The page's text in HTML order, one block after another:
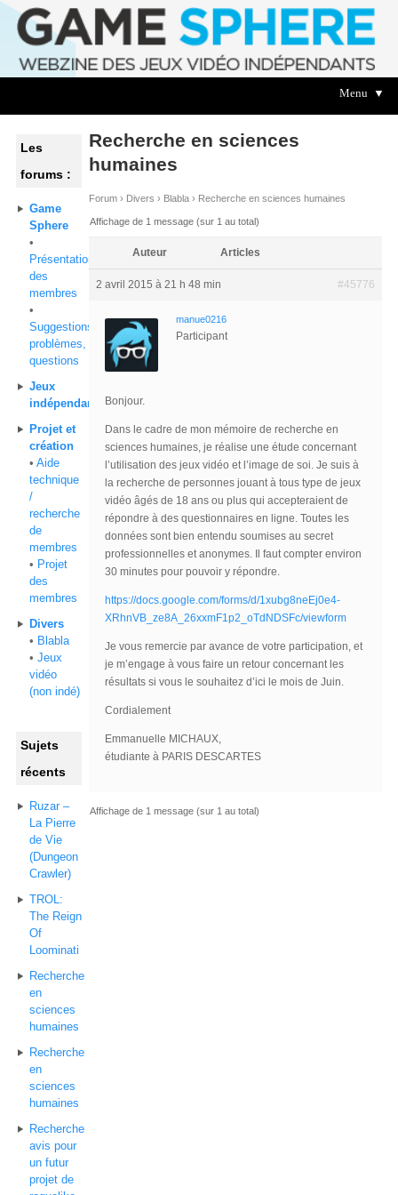
Menu ▼
Recherche en sciences
humaines
Forum › Divers › Blabla › Recherche en sciences humaines
Affichage de 1 message (sur 1 au total)
Auteur Articles
2 avril 2015 à 21 h 48 min #45776
manue0216
Participant
Bonjour.
Dans le cadre de mon mémoire de recherche en
sciences humaines, je réalise une étude concernant
l’utilisation des jeux vidéo et l’image de soi. Je suis à
la recherche de personnes jouant à tous type de jeux
vidéo âgés de 18 ans ou plus qui accepteraient de
répondre à des questionnaires en ligne. Toutes les
données sont bien entendu soumises au secret
professionnelles et anonymes. Il faut compter environ
30 minutes pour pouvoir y répondre.
https://docs.google.com/forms/d/1xubg8neEj0e4-
XRhnVB_ze8A_26xxmF1p2_oTdNDSFc/viewform
Je vous remercie par avance de votre participation, et
je m’engage à vous faire un retour concernant les
résultats si vous le souhaitez d’ici le mois de Juin.
Cordialement
Emmanuelle MICHAUX,
étudiante à PARIS DESCARTES
Affichage de 1 message (sur 1 au total)
Les
forums :
Game
Sphere
•
Présentation
des
membres
•
Suggestions,
problèmes,
questions
Jeux
indépendants
Projet et
création
• Aide
technique
/
recherche
de
membres
• Projet
des
membres
Divers
• Blabla
• Jeux
vidéo
(non indé)
Sujets
récents
Ruzar –
La Pierre
de Vie
(Dungeon
Crawler)
TROL:
The Reign
Of
Loominati
Recherche
en
sciences
humaines
Recherche
en
sciences
humaines
Recherche
avis pour
un futur
projet de